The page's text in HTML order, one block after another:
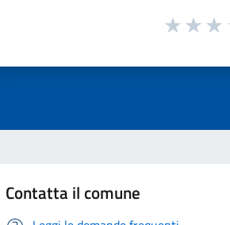
Contatta il comune